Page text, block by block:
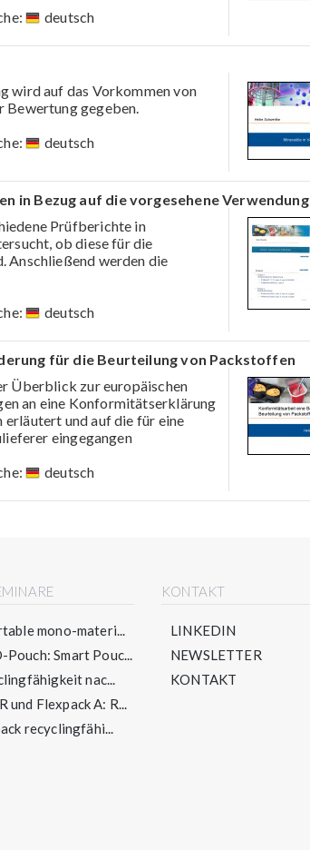
deutsch
wird auf das Vorkommen von
Bewertung gegeben.
deutsch
in Bezug auf die vorgesehene Verwendung
Prüfberichte in
ob diese für die
Anschließend werden die
deutsch
für die Beurteilung von Packstoffen
Überblick zur europäischen
an eine Konformitätserklärung
und auf die für eine
eingegangen
deutsch
mono-materi...
Pouch: Smart Pouc...
nac...
und Flexpack A: R...
recyclingfähi...
KONTAKT
LINKEDIN
NEWSLETTER
KONTAKT